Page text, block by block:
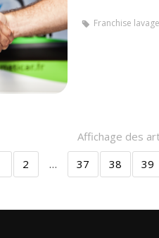
Franchise
Affichage des
2 … 37 38 39